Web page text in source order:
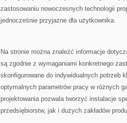
zastosowaniu nowoczesnych technologii
jednocześnie przyjazne dla użytkownika.
Na stronie można znaleźć informacje
są zgodnie z wymaganiami konkretnego
skonfigurowane do indywidualnych potrzeb
optymalnych parametrów pracy w różnych
projektowania pozwala tworzyć instalacje
przedsiębiorstw, jak i dużych zakładów